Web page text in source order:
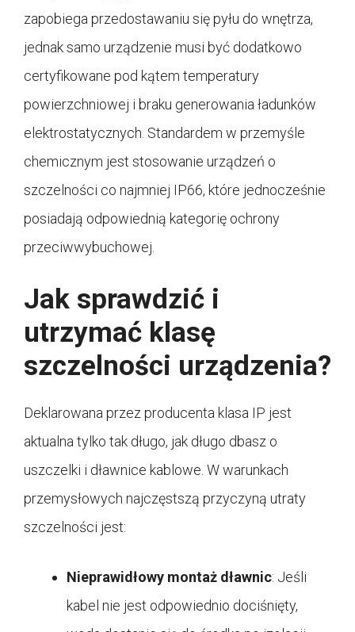
zapobiega przedostawaniu się pyłu do wnętrza,
jednak samo urządzenie musi być dodatkowo
certyfikowane pod kątem temperatury
powierzchniowej i braku generowania ładunków
elektrostatycznych. Standardem w przemyśle
chemicznym jest stosowanie urządzeń o
szczelności co najmniej IP66, które jednocześnie
posiadają odpowiednią kategorię ochrony
przeciwwybuchowej.
Jak sprawdzić i
utrzymać klasę
szczelności urządzenia?
Deklarowana przez producenta klasa IP jest
aktualna tylko tak długo, jak długo dbasz o
uszczelki i dławnice kablowe. W warunkach
przemysłowych najczęstszą przyczyną utraty
szczelności jest:
Nieprawidłowy montaż dławnic: Jeśli
kabel nie jest odpowiednio dociśnięty,